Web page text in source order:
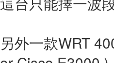
另外一款WRT